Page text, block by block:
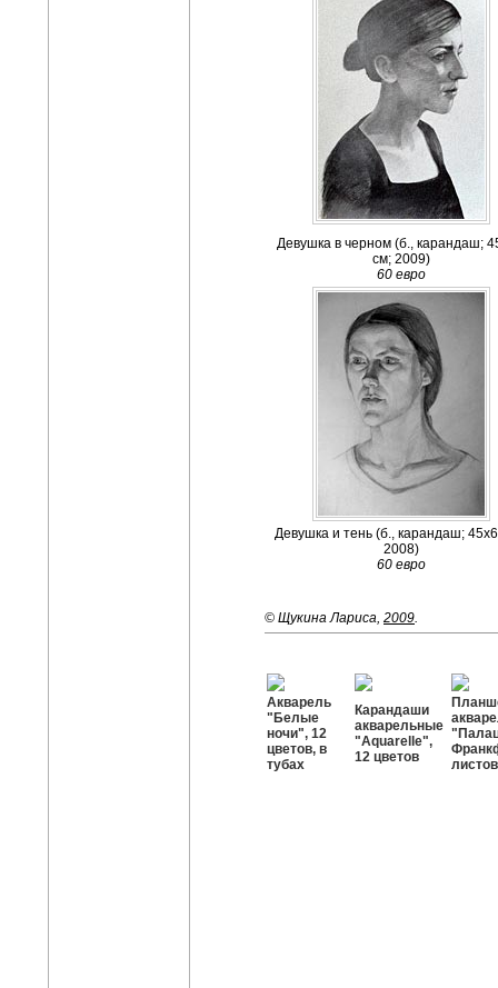
Девушка в черном (б., карандаш;
см; 2009)
60 евро
Девушка и тень (б., карандаш;
2008)
60 евро
© Щукина Лариса, 2009.
Акварель
"Белые
ночи", 12
цветов, в
тубах
Карандаши
акварельные
"Aquarelle",
12 цветов